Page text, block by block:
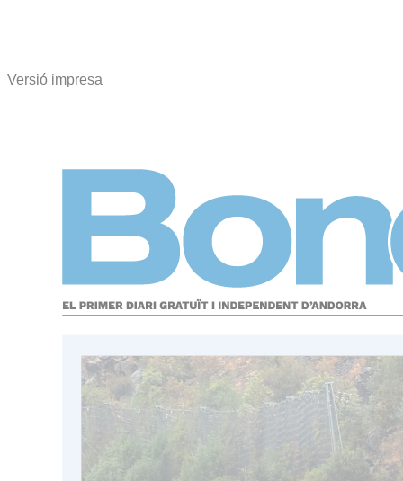
Versió impresa